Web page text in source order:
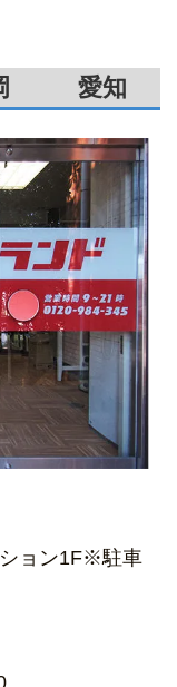
愛知
ョン1F※駐車